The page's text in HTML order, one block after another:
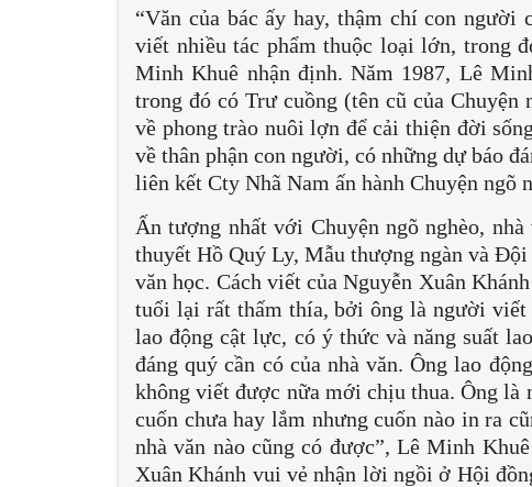
“Văn của bác ấy hay, thậm chí con
viết nhiều tác phẩm thuộc loại lớn, trong
Minh Khuê nhận định. Năm 1987, Lê
trong đó có Trư cuồng (tên cũ của Chuyện
về phong trào nuôi lợn để cải thiện đời
về thân phận con người, có những dự báo
liên kết Cty Nhã Nam ấn hành Chuyện ngõ
Ấn tượng nhất với Chuyện ngõ nghèo,
thuyết Hồ Quý Ly, Mẫu thượng ngàn và
văn học. Cách viết của Nguyễn Xuân
tuổi lại rất thấm thía, bởi ông là người viết
lao động cật lực, có ý thức và năng suất
đáng quý cần có của nhà văn. Ông lao
không viết được nữa mới chịu thua. Ông là
cuốn chưa hay lắm nhưng cuốn nào in ra
nhà văn nào cũng có được”, Lê Minh
Xuân Khánh vui vẻ nhận lời ngồi ở Hội